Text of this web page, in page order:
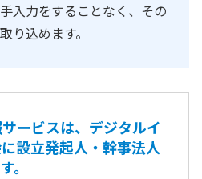
入力をすることなく、その
り込めます。
ービスは、デジタルイ
設立発起人・幹事法人
。